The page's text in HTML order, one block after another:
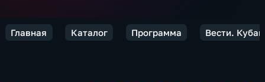
Главная Каталог Программа Вести.